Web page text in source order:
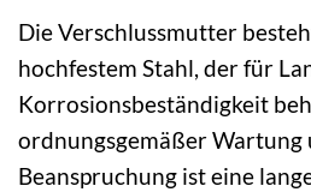
Die Verschlussmutter
hochfestem Stahl, der für
Korrosionsbeständigkeit
ordnungsgemäßer Wartung
Beanspruchung ist eine